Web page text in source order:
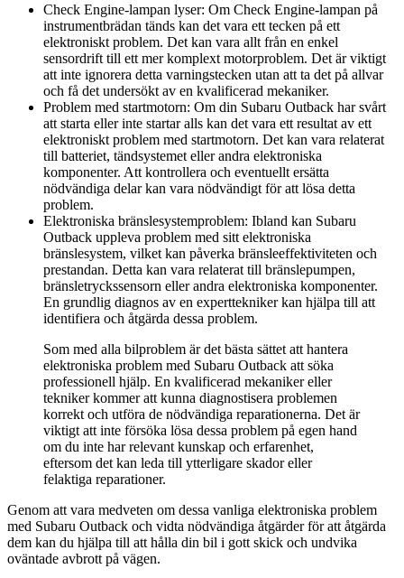
Check Engine-lampan lyser: Om Check Engine-lampan på
instrumentbrädan tänds kan det vara ett tecken på ett
elektroniskt problem. Det kan vara allt från en enkel
sensordrift till ett mer komplext motorproblem. Det är viktigt
att inte ignorera detta varningstecken utan att ta det på allvar
och få det undersökt av en kvalificerad mekaniker.
Problem med startmotorn: Om din Subaru Outback har svårt
att starta eller inte startar alls kan det vara ett resultat av ett
elektroniskt problem med startmotorn. Det kan vara relaterat
till batteriet, tändsystemet eller andra elektroniska
komponenter. Att kontrollera och eventuellt ersätta
nödvändiga delar kan vara nödvändigt för att lösa detta
problem.
Elektroniska bränslesystemproblem: Ibland kan Subaru
Outback uppleva problem med sitt elektroniska
bränslesystem, vilket kan påverka bränsleeffektiviteten och
prestandan. Detta kan vara relaterat till bränslepumpen,
bränsletryckssensorn eller andra elektroniska komponenter.
En grundlig diagnos av en experttekniker kan hjälpa till att
identifiera och åtgärda dessa problem.
Som med alla bilproblem är det bästa sättet att hantera
elektroniska problem med Subaru Outback att söka
professionell hjälp. En kvalificerad mekaniker eller
tekniker kommer att kunna diagnostisera problemen
korrekt och utföra de nödvändiga reparationerna. Det är
viktigt att inte försöka lösa dessa problem på egen hand
om du inte har relevant kunskap och erfarenhet,
eftersom det kan leda till ytterligare skador eller
felaktiga reparationer.
Genom att vara medveten om dessa vanliga elektroniska problem
med Subaru Outback och vidta nödvändiga åtgärder för att åtgärda
dem kan du hjälpa till att hålla din bil i gott skick och undvika
oväntade avbrott på vägen.